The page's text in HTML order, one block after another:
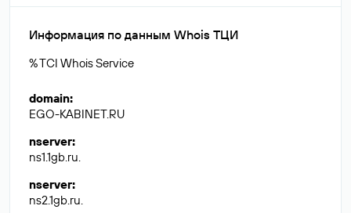
Информация по данным Whois ТЦИ
% TCI Whois Service
domain:
EGO-KABINET.RU
nserver:
ns1.1gb.ru.
nserver:
ns2.1gb.ru.